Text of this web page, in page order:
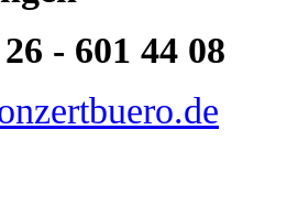
- 601 44 08